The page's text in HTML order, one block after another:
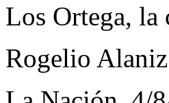
Los Ortega, la
Rogelio Alaniz